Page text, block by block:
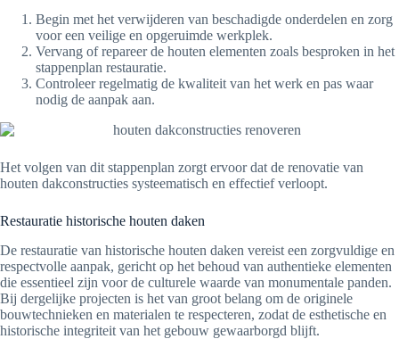
Begin met het verwijderen van beschadigde onderdelen en zorg
voor een veilige en opgeruimde werkplek.
Vervang of repareer de houten elementen zoals besproken in het
stappenplan restauratie.
Controleer regelmatig de kwaliteit van het werk en pas waar
nodig de aanpak aan.
Het volgen van dit stappenplan zorgt ervoor dat de renovatie van
houten dakconstructies systeematisch en effectief verloopt.
Restauratie historische houten daken
De restauratie van historische houten daken vereist een zorgvuldige en
respectvolle aanpak, gericht op het behoud van authentieke elementen
die essentieel zijn voor de culturele waarde van monumentale panden.
Bij dergelijke projecten is het van groot belang om de originele
bouwtechnieken en materialen te respecteren, zodat de esthetische en
historische integriteit van het gebouw gewaarborgd blijft.